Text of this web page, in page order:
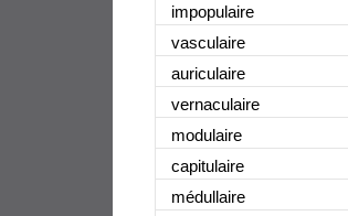
impopulaire
vasculaire
auriculaire
vernaculaire
modulaire
capitulaire
médullaire